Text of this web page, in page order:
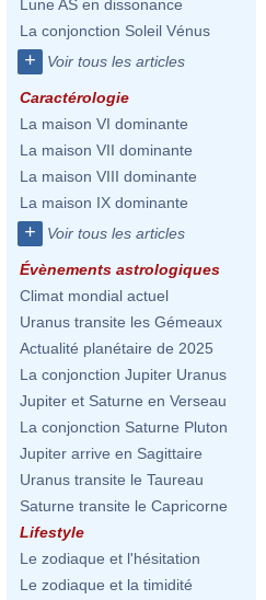
Lune AS en dissonance
La conjonction Soleil Vénus
+ Voir tous les articles
Caractérologie
La maison VI dominante
La maison VII dominante
La maison VIII dominante
La maison IX dominante
+ Voir tous les articles
Évènements astrologiques
Climat mondial actuel
Uranus transite les Gémeaux
Actualité planétaire de 2025
La conjonction Jupiter Uranus
Jupiter et Saturne en Verseau
La conjonction Saturne Pluton
Jupiter arrive en Sagittaire
Uranus transite le Taureau
Saturne transite le Capricorne
Lifestyle
Le zodiaque et l'hésitation
Le zodiaque et la timidité